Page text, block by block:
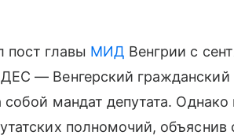
пост главы МИД Венгрии с
— Венгерский гражданский
собой мандат депутата.
полномочий,